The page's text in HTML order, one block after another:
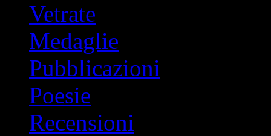
Vetrate
Medaglie
Pubblicazioni
Poesie
Recensioni